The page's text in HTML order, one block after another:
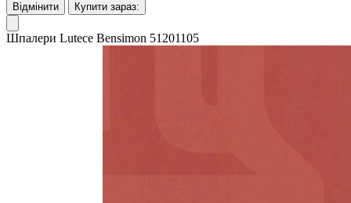
Відмінити Купити зараз:
Шпалери Lutece Bensimon 51201105